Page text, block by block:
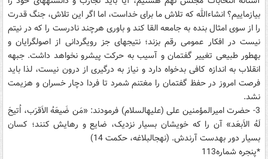
بیازماییم؟ ان‎شاءالله که تلاش ما برای خداست، اما اگر این تلاش، جنگ قدرت
را از سوی امثال بنده به جامعه القا کند و باوری هرچند نادرست را که در نیتم
نیست در افکار عمومی رقم بزند؛ نتیجه‎ای جز رویگردانی از اصول‎گرایان و
به‎طور طبیعی تغییر گفتمان و آسیب به حرکت پیش‎رو نخواهد داشت. جبهه
انقلاب به اندازه کافی بدخواه دارد و نیاز به درگیری از درون نیست، لذا باید
فرصت امروز در حفظ گفتمان را مغتنم شمرد تا فردا دچار خسران و هزیمت
نشد.
3- حضرت امیر‎المؤمنین علی (علیه‎السلام) فرمودند: «مَن ضَیعَهُ الاَقرَب، اُتیحَ
لَهُ الاَبعَد» آن را که خویشان بسیار نزدیک، ضایع و رهایش کنند؛ کسان
بسیار دور به‎دست آرندش. (نهج‎البلاغه، حکمت 14)
*پنجره شماره113